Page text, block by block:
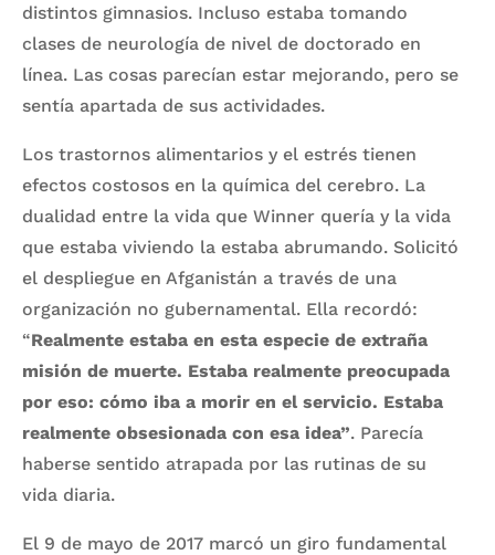
distintos gimnasios. Incluso estaba tomando
clases de neurología de nivel de doctorado en
línea. Las cosas parecían estar mejorando, pero se
sentía apartada de sus actividades.
Los trastornos alimentarios y el estrés tienen
efectos costosos en la química del cerebro. La
dualidad entre la vida que Winner quería y la vida
que estaba viviendo la estaba abrumando. Solicitó
el despliegue en Afganistán a través de una
organización no gubernamental. Ella recordó:
“Realmente estaba en esta especie de extraña
misión de muerte. Estaba realmente preocupada
por eso: cómo iba a morir en el servicio. Estaba
realmente obsesionada con esa idea”. Parecía
haberse sentido atrapada por las rutinas de su
vida diaria.
El 9 de mayo de 2017 marcó un giro fundamental